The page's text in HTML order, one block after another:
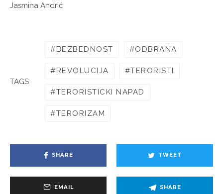
Jasmina Andrić
TAGS
BEZBEDNOST ODBRANA
REVOLUCIJA TERORISTI
TERORISTICKI NAPAD
TERORIZAM
SHARE TWEET
EMAIL SHARE